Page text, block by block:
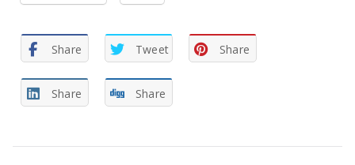
Share Tweet Share
Share Share